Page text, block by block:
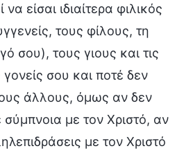
είσαι ιδιαίτερα φιλικός
τους φίλους, τη
σου), τους γιους και τις
σου και ποτέ δεν
άλλους, όμως αν δεν
σύμπνοια με τον Χριστό, αν
με τον Χριστό